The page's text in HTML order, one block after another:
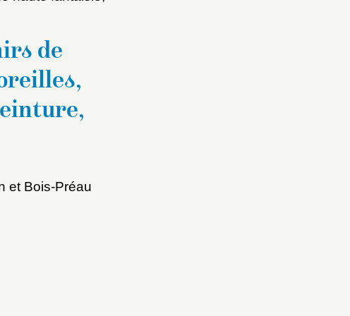
de
et Bois-Préau
Fermer